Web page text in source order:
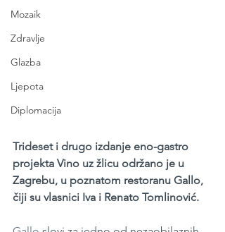
Mozaik
Zdravlje
Glazba
Ljepota
Diplomacija
Trideset i drugo izdanje eno-gastro
projekta Vino uz žlicu održano je u
Zagrebu, u poznatom restoranu Gallo,
čiji su vlasnici Iva i Renato Tomlinović.